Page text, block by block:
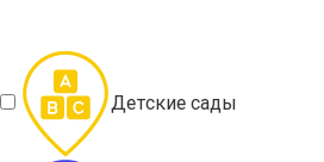
Детские сады